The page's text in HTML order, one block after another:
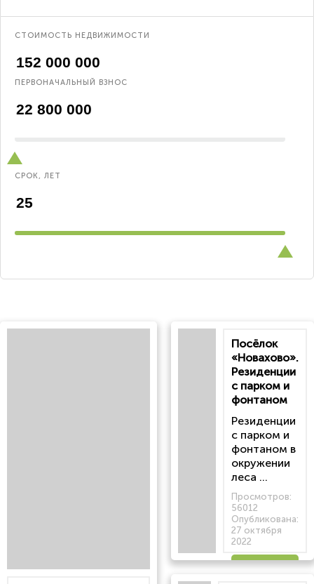
СТОИМОСТЬ НЕДВИЖИМОСТИ
ПЕРВОНАЧАЛЬНЫЙ ВЗНОС
СРОК, ЛЕТ
Посёлок
«Новахово».
Резиденции
с парком и
фонтаном
Резиденции
с парком и
фонтаном в
окружении
леса ...
Просмотров:
56012
Опубликована:
27 октября
2022